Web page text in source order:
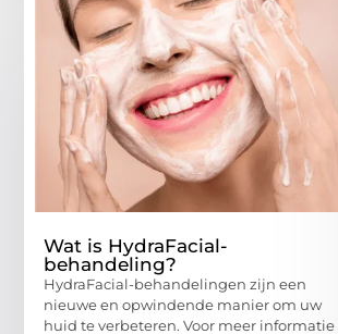
Wat is HydraFacial-
behandeling?
HydraFacial-behandelingen zijn een
nieuwe en opwindende manier om uw
huid te verbeteren. Voor meer informatie